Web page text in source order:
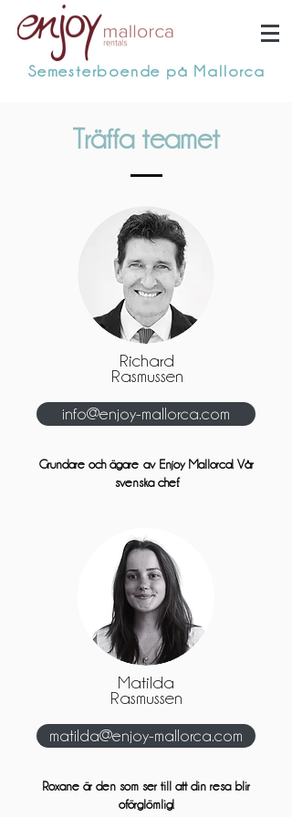
Semesterboende på Mallorca
Träffa teamet
Richard
Rasmussen
info@enjoy-mallorca.com
Grundare och ägare av Enjoy Mallorca! Vår
svenska chef.
Matilda
Rasmussen
matilda@enjoy-mallorca.com
Roxane är den som ser till att din resa blir
oförglömlig!